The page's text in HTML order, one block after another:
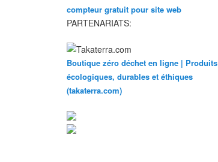
compteur gratuit pour site web
PARTENARIATS:
Boutique zéro déchet en ligne | Produits
écologiques, durables et éthiques
(takaterra.com)